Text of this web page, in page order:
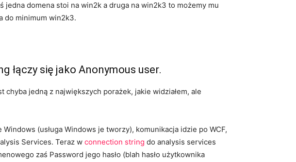
domena stoi na win2k a druga na win2k3 to możemy mu
do minimum win2k3.
łączy się jako Anonymous user.
jedną z największych porażek, jakie widziałem, ale
(usługa Windows je tworzy), komunikacja idzie po WCF,
Services. Teraz w connection string do analysis services
zaś Password jego hasło (blah hasło użytkownika